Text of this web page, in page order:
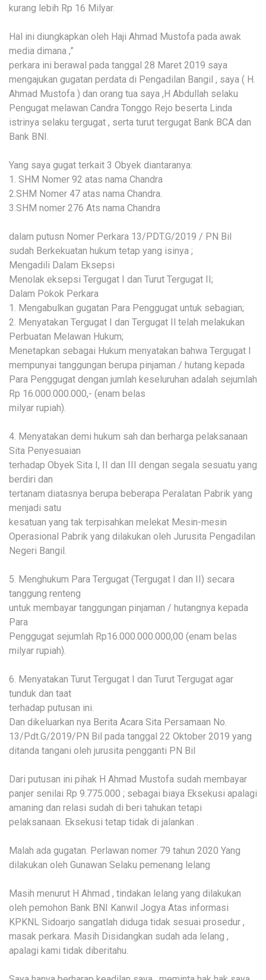
kurang lebih Rp 16 Milyar.
Hal ini diungkapkan oleh Haji Ahmad Mustofa pada awak
media dimana ,”
perkara ini berawal pada tanggal 28 Maret 2019 saya
mengajukan gugatan perdata di Pengadilan Bangil , saya ( H.
Ahmad Mustofa ) dan orang tua saya ,H Abdullah selaku
Pengugat melawan Candra Tonggo Rejo beserta Linda
istrinya selaku tergugat , serta turut tergugat Bank BCA dan
Bank BNI.
Yang saya gugat terkait 3 Obyek diantaranya:
1. SHM Nomer 92 atas nama Chandra
2.SHM Nomer 47 atas nama Chandra.
3.SHM nomer 276 Ats nama Chandra
dalam putusn Nomer Perkara 13/PDT.G/2019 / PN Bil
sudah Berkekuatan hukum tetap yang isinya ;
Mengadili Dalam Eksepsi
Menolak eksepsi Tergugat I dan Turut Tergugat II;
Dalam Pokok Perkara
1. Mengabulkan gugatan Para Penggugat untuk sebagian;
2. Menyatakan Tergugat I dan Tergugat Il telah melakukan
Perbuatan Melawan Hukum;
Menetapkan sebagai Hukum menyatakan bahwa Tergugat I
mempunyai tanggungan berupa pinjaman / hutang kepada
Para Penggugat dengan jumlah keseluruhan adalah sejumlah
Rp 16.000.000.000,- (enam belas
milyar rupiah).
4. Menyatakan demi hukum sah dan berharga pelaksanaan
Sita Penyesuaian
terhadap Obyek Sita I, II dan III dengan segala sesuatu yang
berdiri dan
tertanam diatasnya berupa beberapa Peralatan Pabrik yang
menjadi satu
kesatuan yang tak terpisahkan melekat Mesin-mesin
Operasional Pabrik yang dilakukan oleh Jurusita Pengadilan
Negeri Bangil.
5. Menghukum Para Tergugat (Tergugat I dan II) secara
tanggung renteng
untuk membayar tanggungan pinjaman / hutangnya kepada
Para
Penggugat sejumlah Rp16.000.000.000,00 (enam belas
milyar rupiah).
6. Menyatakan Turut Tergugat I dan Turut Tergugat agar
tunduk dan taat
terhadap putusan ini.
Dan dikeluarkan nya Berita Acara Sita Persamaan No.
13/Pdt.G/2019/PN Bil pada tanggal 22 Oktober 2019 yang
ditanda tangani oleh jurusita pengganti PN Bil
Dari putusan ini pihak H Ahmad Mustofa sudah membayar
panjer senilai Rp 9.775.000 ; sebagai biaya Eksekusi apalagi
amaning dan relasi sudah di beri tahukan tetapi
pelaksanaan. Eksekusi tetap tidak di jalankan .
Malah ada gugatan. Perlawan nomer 79 tahun 2020 Yang
dilakukan oleh Gunawan Selaku pemenang lelang
Masih menurut H Ahmad , tindakan lelang yang dilakukan
oleh pemohon Bank BNI Kanwil Jogya Atas informasi
KPKNL Sidoarjo sangatlah diduga tidak sesuai prosedur ,
masak perkara. Masih Disidangkan sudah ada lelang ,
apalagi kami tidak diberitahu.